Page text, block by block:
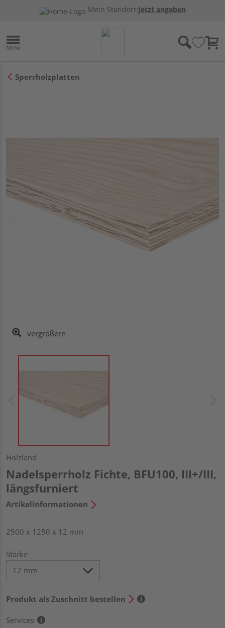
Mein Standort:Jetzt angeben
Sperrholzplatten
vergrößern
Holzland
Nadelsperrholz Fichte, BFU100, III+/III,
längsfurniert
Artikelinformationen
2500 x 1250 x 12 mm
Stärke
Produkt als Zuschnitt bestellen
Services